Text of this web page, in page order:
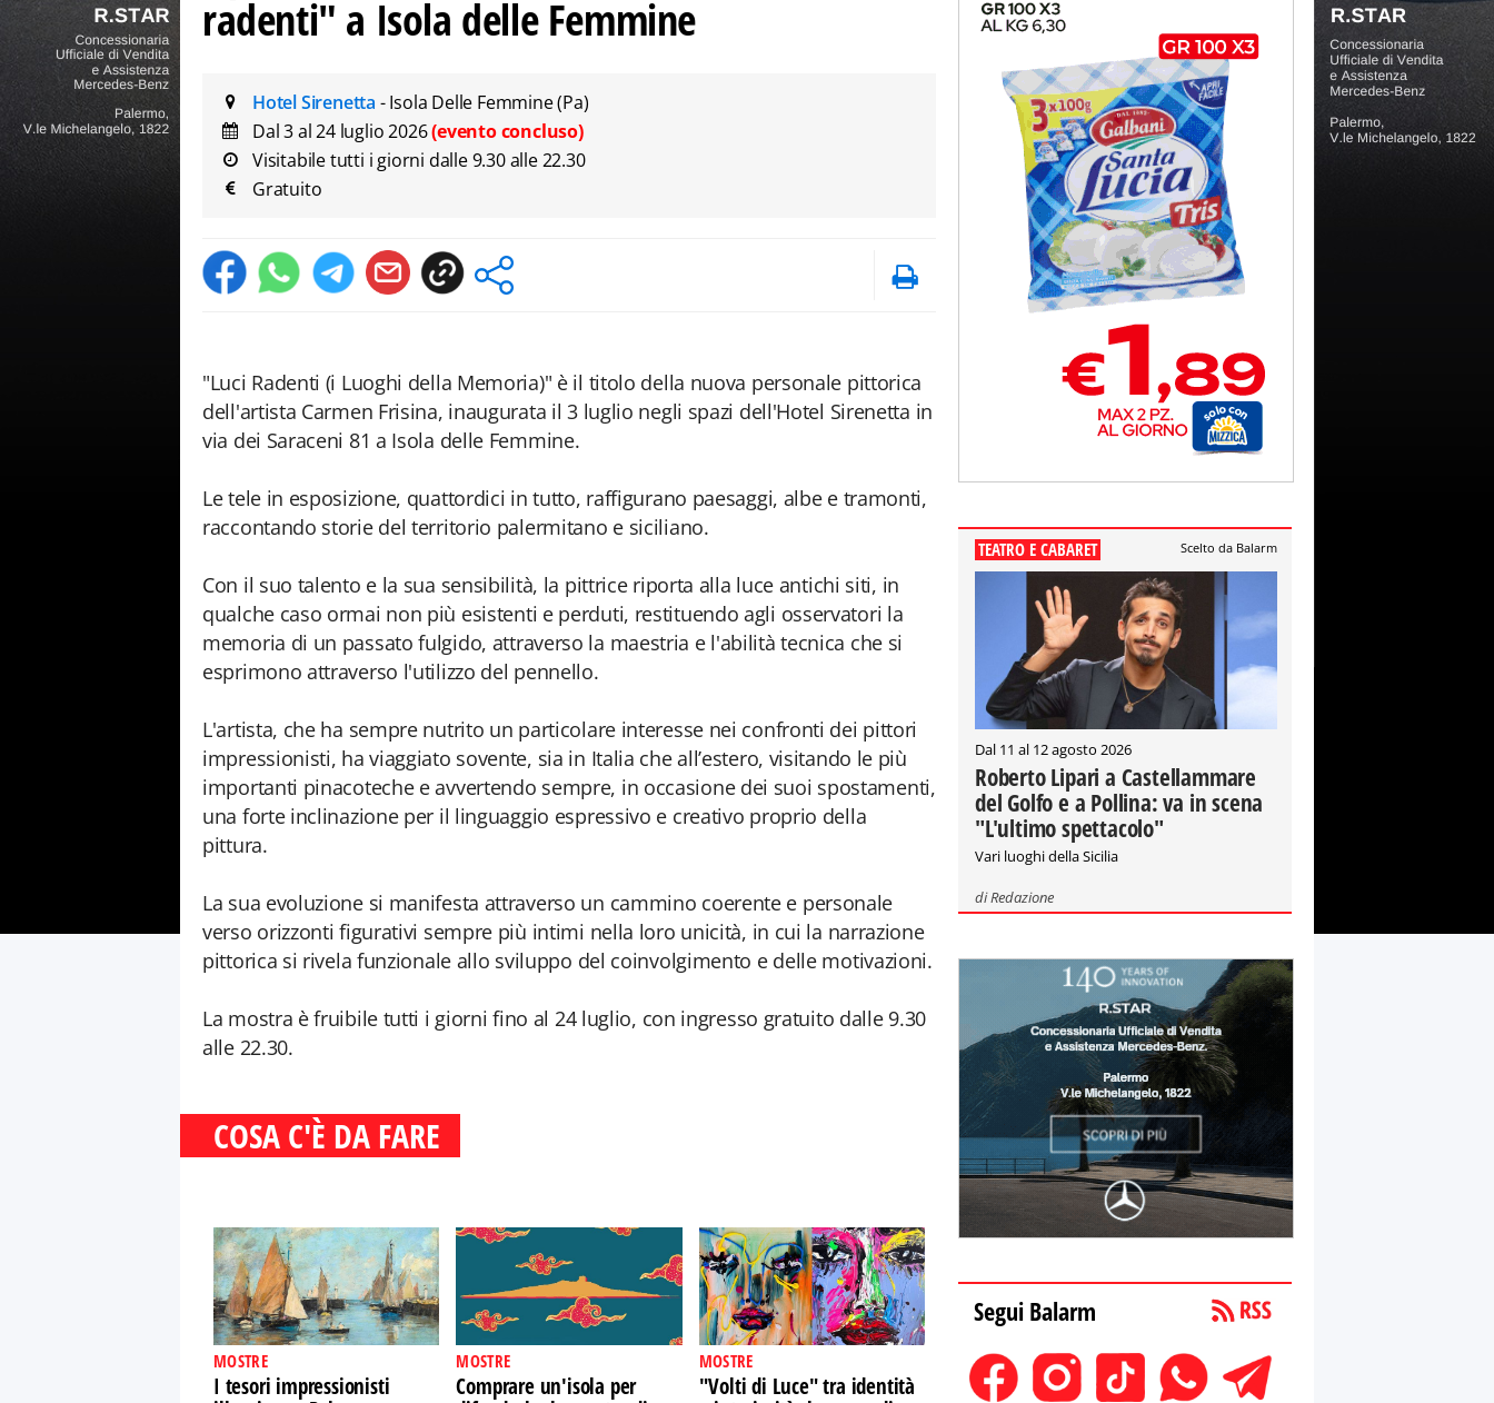
radenti" a Isola delle Femmine
Hotel Sirenetta - Isola Delle Femmine (Pa)
Dal 3 al 24 luglio 2026(evento concluso)
Visitabile tutti i giorni dalle 9.30 alle 22.30
Gratuito
"Luci Radenti (i Luoghi della Memoria)" è il titolo della nuova personale pittorica
dell'artista Carmen Frisina, inaugurata il 3 luglio negli spazi dell'Hotel Sirenetta in
via dei Saraceni 81 a Isola delle Femmine.
Le tele in esposizione, quattordici in tutto, raffigurano paesaggi, albe e tramonti,
raccontando storie del territorio palermitano e siciliano.
Con il suo talento e la sua sensibilità, la pittrice riporta alla luce antichi siti, in
qualche caso ormai non più esistenti e perduti, restituendo agli osservatori la
memoria di un passato fulgido, attraverso la maestria e l'abilità tecnica che si
esprimono attraverso l'utilizzo del pennello.
L'artista, che ha sempre nutrito un particolare interesse nei confronti dei pittori
impressionisti, ha viaggiato sovente, sia in Italia che all’estero, visitando le più
importanti pinacoteche e avvertendo sempre, in occasione dei suoi spostamenti,
una forte inclinazione per il linguaggio espressivo e creativo proprio della
pittura.
La sua evoluzione si manifesta attraverso un cammino coerente e personale
verso orizzonti figurativi sempre più intimi nella loro unicità, in cui la narrazione
pittorica si rivela funzionale allo sviluppo del coinvolgimento e delle motivazioni.
La mostra è fruibile tutti i giorni fino al 24 luglio, con ingresso gratuito dalle 9.30
alle 22.30.
COSA C'È DA FARE
MOSTRE
I tesori impressionisti
MOSTRE
Comprare un'isola per
MOSTRE
"Volti di Luce" tra identità
TEATRO E CABARET Scelto da Balarm
Dal 11 al 12 agosto 2026
Roberto Lipari a Castellammare
del Golfo e a Pollina: va in scena
"L'ultimo spettacolo"
Vari luoghi della Sicilia
diRedazione
Segui Balarm